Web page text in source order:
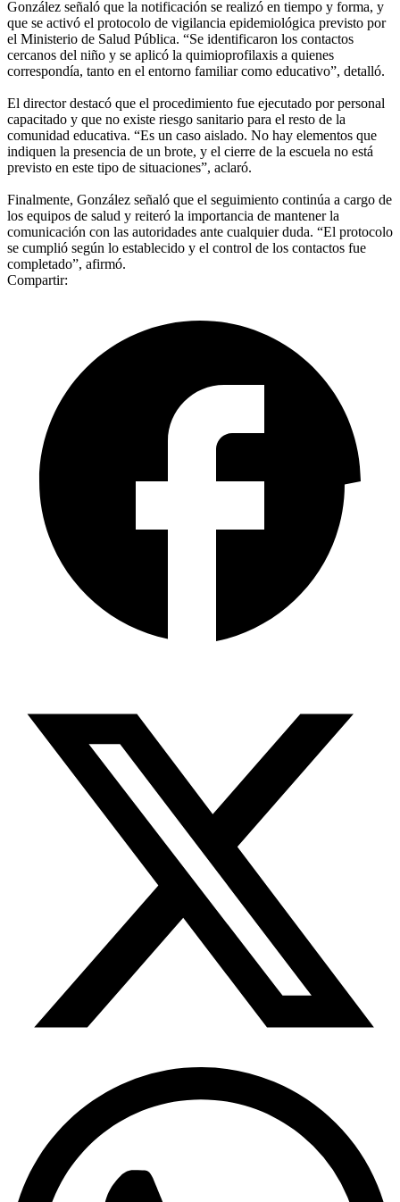
González señaló que la notificación se realizó en tiempo y forma, y
que se activó el protocolo de vigilancia epidemiológica previsto por
el Ministerio de Salud Pública. “Se identificaron los contactos
cercanos del niño y se aplicó la quimioprofilaxis a quienes
correspondía, tanto en el entorno familiar como educativo”, detalló.
El director destacó que el procedimiento fue ejecutado por personal
capacitado y que no existe riesgo sanitario para el resto de la
comunidad educativa. “Es un caso aislado. No hay elementos que
indiquen la presencia de un brote, y el cierre de la escuela no está
previsto en este tipo de situaciones”, aclaró.
Finalmente, González señaló que el seguimiento continúa a cargo de
los equipos de salud y reiteró la importancia de mantener la
comunicación con las autoridades ante cualquier duda. “El protocolo
se cumplió según lo establecido y el control de los contactos fue
completado”, afirmó.
Compartir: